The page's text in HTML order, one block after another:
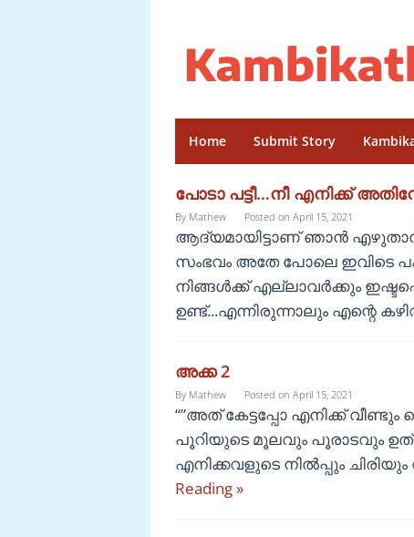
content
Home Submit Story
Malayalam
Kambikathakal
പോടാ പട്ടീ…നീ എനിക്ക്
By Mathew Posted on April 15, 2021
ആദ്യമായിട്ടാണ് ഞാൻ
സംഭവം അതേ പോലെ
നിങ്ങൾക്ക് എല്ലാവർക്കും
ഉണ്ട്.‌..എന്നിരുന്നാലും എന്റെ
അക്ക 2
By Mathew Posted on April 15, 2021
“”അത് കേട്ടപ്പോ എനിക്ക്
പൂറിയുടെ മൂലവും പൂരാടവും
എനിക്കവളുടെ നിൽപ്പും
Reading »